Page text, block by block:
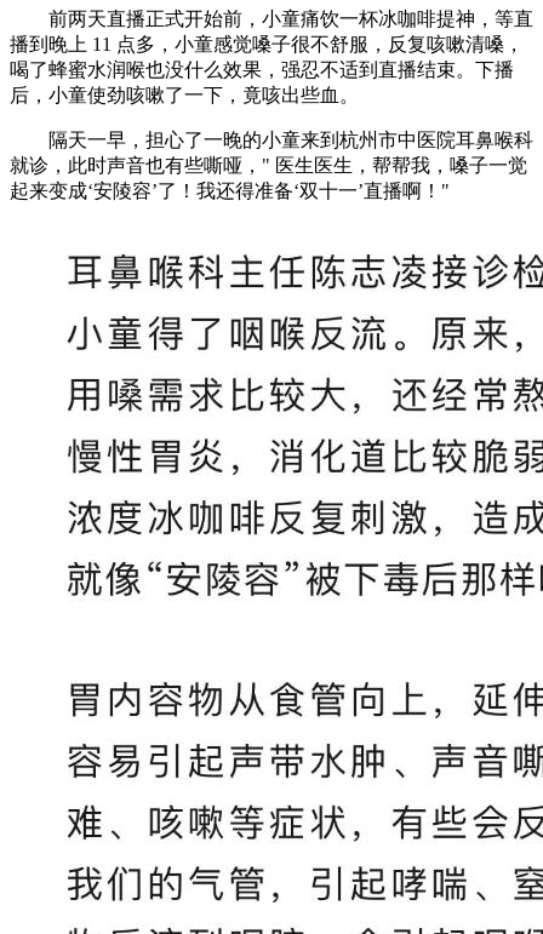
前两天直播正式开始前，小童痛饮一杯冰咖啡提神，等直
播到晚上 11 点多，小童感觉嗓子很不舒服，反复咳嗽清嗓，
喝了蜂蜜水润喉也没什么效果，强忍不适到直播结束。下播
后，小童使劲咳嗽了一下，竟咳出些血。
隔天一早，担心了一晚的小童来到杭州市中医院耳鼻喉科
就诊，此时声音也有些嘶哑，" 医生医生，帮帮我，嗓子一觉
起来变成‘安陵容’了！我还得准备‘双十一’直播啊！"